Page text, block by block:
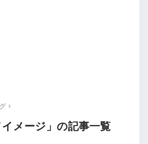
イメージ」の記事一覧